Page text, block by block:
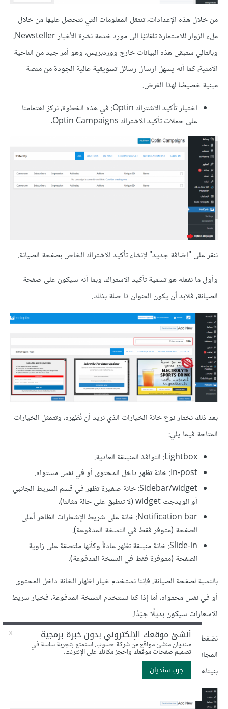
من خلال هذه الإعدادات، تنتقل المعلومات التي نتحصل عليها من خلال
ملء الزوار للاستمارة تلقائيًا إلى مورد خدمة نشرة الأخبار Newsteller،
وبالتالي ستبقى هذه البيانات خارج ووردبريس، وهو أمر جيد من الناحية
الأمنية، كما أنه يسهل إرسال رسائل تسويقية عالية الجودة من منصة
مبنية خصيصًا لهذا الغرض.
اختيار تأكيد الاشتراك Optin: في هذه الخطوة، نركز اهتمامنا
على حملات تأكيد الاشتراك Optin Campaigns.
ننقر على "إضافة جديد" لإنشاء تأكيد الاشتراك الخاص بصفحة الصيانة.
وأول ما نفعله هو تسمية تأكيد الاشتراك، وبما أنه سيكون على صفحة
الصيانة، فلابد أن يكون العنوان ذا صلة بذلك.
بعد ذلك نختار نوع خانة الخيارات الذي نريد أن نُظهره، وتتمثل الخيارات
المتاحة فيما يلي:
Lightbox: النوافذ المنبثقة العادية.
In-post: خانة تظهر داخل المحتوى أو في نفس مستواه.
Sidebar/widget: خانة صغيرة تظهر في قسم الشريط الجانبي
أو الويدجت widget (لا تنطبق على حالة مثالنا).
Notification bar: خانة على شريط الإشعارات الظاهر أعلى
الصفحة (متوفر فقط في النسخة المدفوعة).
Slide-in: خانة منبثقة تظهر عادةً وكأنها ملتصقة على زاوية
الصفحة (متوفرة فقط في النسخة المدفوعة).
بالنسبة لصفحة الصيانة، فإننا نستخدم خيار إظهار الخانة داخل المحتوى
أو في نفس محتواه، أما إذا كنا نستخدم النسخة المدفوعة، فخيار شريط
الإشعارات سيكون بديلًا جيّدًا.
نضغط على نوع الخيار الذي نريد استخدامه، ستصعد خيارات القالب
المجاني إلى أعلى الصفحة، نختار واحدًا يعمل جيدًا مع الصفحة التي
بنيناها والذي يعجبنا شكله: